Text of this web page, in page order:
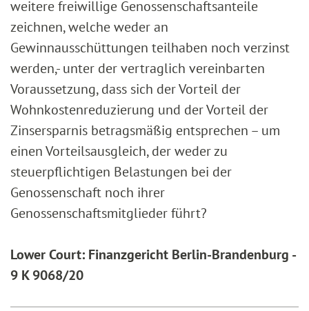
weitere freiwillige Genossenschaftsanteile
zeichnen, welche weder an
Gewinnausschüttungen teilhaben noch verzinst
werden,- unter der vertraglich vereinbarten
Voraussetzung, dass sich der Vorteil der
Wohnkostenreduzierung und der Vorteil der
Zinsersparnis betragsmäßig entsprechen – um
einen Vorteilsausgleich, der weder zu
steuerpflichtigen Belastungen bei der
Genossenschaft noch ihrer
Genossenschaftsmitglieder führt?
Lower Court: Finanzgericht Berlin-Brandenburg -
9 K 9068/20